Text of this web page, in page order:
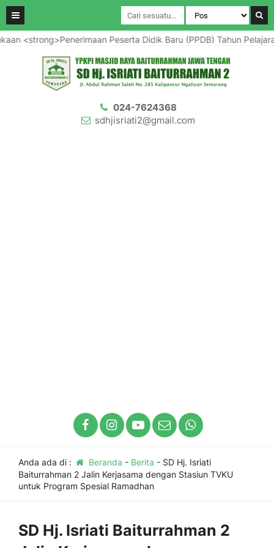
Peserta Didik Baru (PPDB) Tahun
024-7624368
sdhjisriati2@gmail.com
Anda ada di : Beranda - Berita - SD Hj. Isriati
Baiturrahman 2 Jalin Kerjasama dengan Stasiun TVKU
untuk Program Spesial Ramadhan
SD Hj. Isriati Baiturrahman 2